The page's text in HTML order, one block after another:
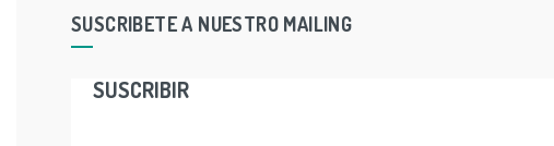
SUSCRIBETE A NUESTRO MAILING
SUSCRIBIR